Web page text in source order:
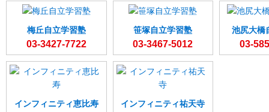
梅丘自立学習塾
03-3427-7722
笹塚自立学習塾
03-3467-5012
池尻大橋
03-
インフィニティ恵比寿 インフィニティ祐天寺